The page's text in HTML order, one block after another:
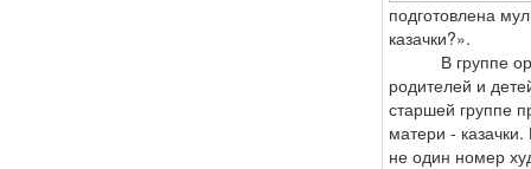
подготовлена
казачки?».
В группе
родителей и
старшей группе
матери -
не один номер